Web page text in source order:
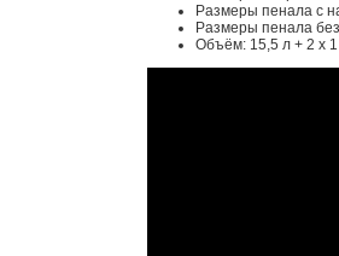
Размеры пенала с
Размеры пенала
Объём: 15,5 л + 2 х